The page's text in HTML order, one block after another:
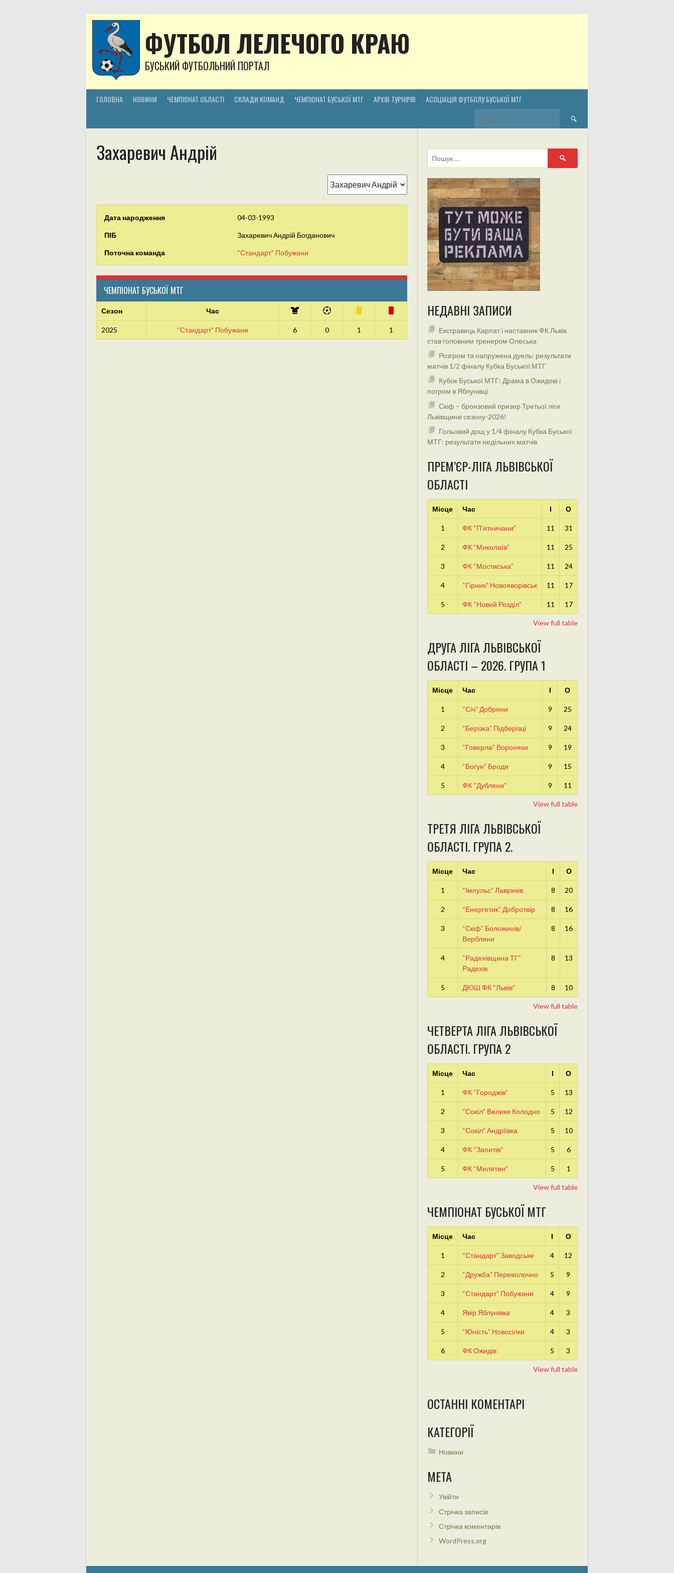
ФУТБОЛ ЛЕЛЕЧОГО КРАЮ
БУСЬКИЙ ФУТБОЛЬНИЙ ПОРТАЛ
ГОЛОВНА НОВИНИ ЧЕМПІОНАТ ОБЛАСТІ СКЛАДИ КОМАНД ЧЕМПІОНАТ БУСЬКОЇ МТГ АРХІВ ТУРНІРІВ АСОЦІАЦІЯ ФУТБОЛУ БУСЬКОЇ МТГ
Пошук:
Захаревич Андрій
Дата народження 04-03-1993
ПІБ Захаревич Андрій Богданович
Поточна команда “Стандарт” Побужани
ЧЕМПІОНАТ БУСЬКОЇ МТГ
Сезон Час
2025 “Стандарт” Побужани 6 0 1 1
Пошук:
НЕДАВНІ ЗАПИСИ
Ексгравець Карпат і наставник ФК Львів
став головним тренером Олеська
Розгром та напружена дуель: результати
матчів 1/2 фіналу Кубка Буської МТГ
Кубок Буської МТГ: Драма в Ожидові і
погром в Яблунівці
Скіф – бронзовий призер Третьої ліги
Львівщини сезону-2026!
Гольовий дощ у 1/4 фіналу Кубка Буської
МТГ: результати недільних матчів
ПРЕМ’ЄР-ЛІГА ЛЬВІВСЬКОЇ
ОБЛАСТІ
Місце Час І О
1 ФК “П’ятничани” 11 31
2 ФК “Миколаїв” 11 25
3 ФК “Мостиська” 11 24
4 “Гірник” Новояворівськ 11 17
5 ФК “Новий Розділ” 11 17
View full table
ДРУГА ЛІГА ЛЬВІВСЬКОЇ
ОБЛАСТІ – 2026. ГРУПА 1
Місце Час І О
1 “Січ” Добряни 9 25
2 “Берізка” Підберізці 9 24
3 “Говерла” Вороняки 9 19
4 “Богун” Броди 9 15
5 ФК “Дубляни” 9 11
View full table
ТРЕТЯ ЛІГА ЛЬВІВСЬКОЇ
ОБЛАСТІ. ГРУПА 2.
Місце Час І О
1 “Імпульс” Лавриків 8 20
2 “Енергетик” Добротвір 8 16
3
“Скіф” Боложинів/
Вербляни
8 16
4
“Радехівщина ТГ”
Радехів
8 13
5 ДЮШ ФК “Львів” 8 10
View full table
ЧЕТВЕРТА ЛІГА ЛЬВІВСЬКОЇ
ОБЛАСТІ. ГРУПА 2
Місце Час І О
1 ФК “Городжів” 5 13
2 “Сокіл” Велике Колодно 5 12
3 “Сокіл” Андріївка 5 10
4 ФК “Запитів” 5 6
5 ФК “Милятин” 5 1
View full table
ЧЕМПІОНАТ БУСЬКОЇ МТГ
Місце Час І О
1 “Стандарт” Заводське 4 12
2 “Дружба” Переволочно 5 9
3 “Стандарт” Побужани 4 9
4 Явір Яблунівка 4 3
5 “Юність” Новосілки 4 3
6 ФК Ожидів 5 3
View full table
ОСТАННІ КОМЕНТАРІ
КАТЕГОРІЇ
Новини
МЕТА
Увійти
Стрічка записів
Стрічка коментарів
WordPress.org